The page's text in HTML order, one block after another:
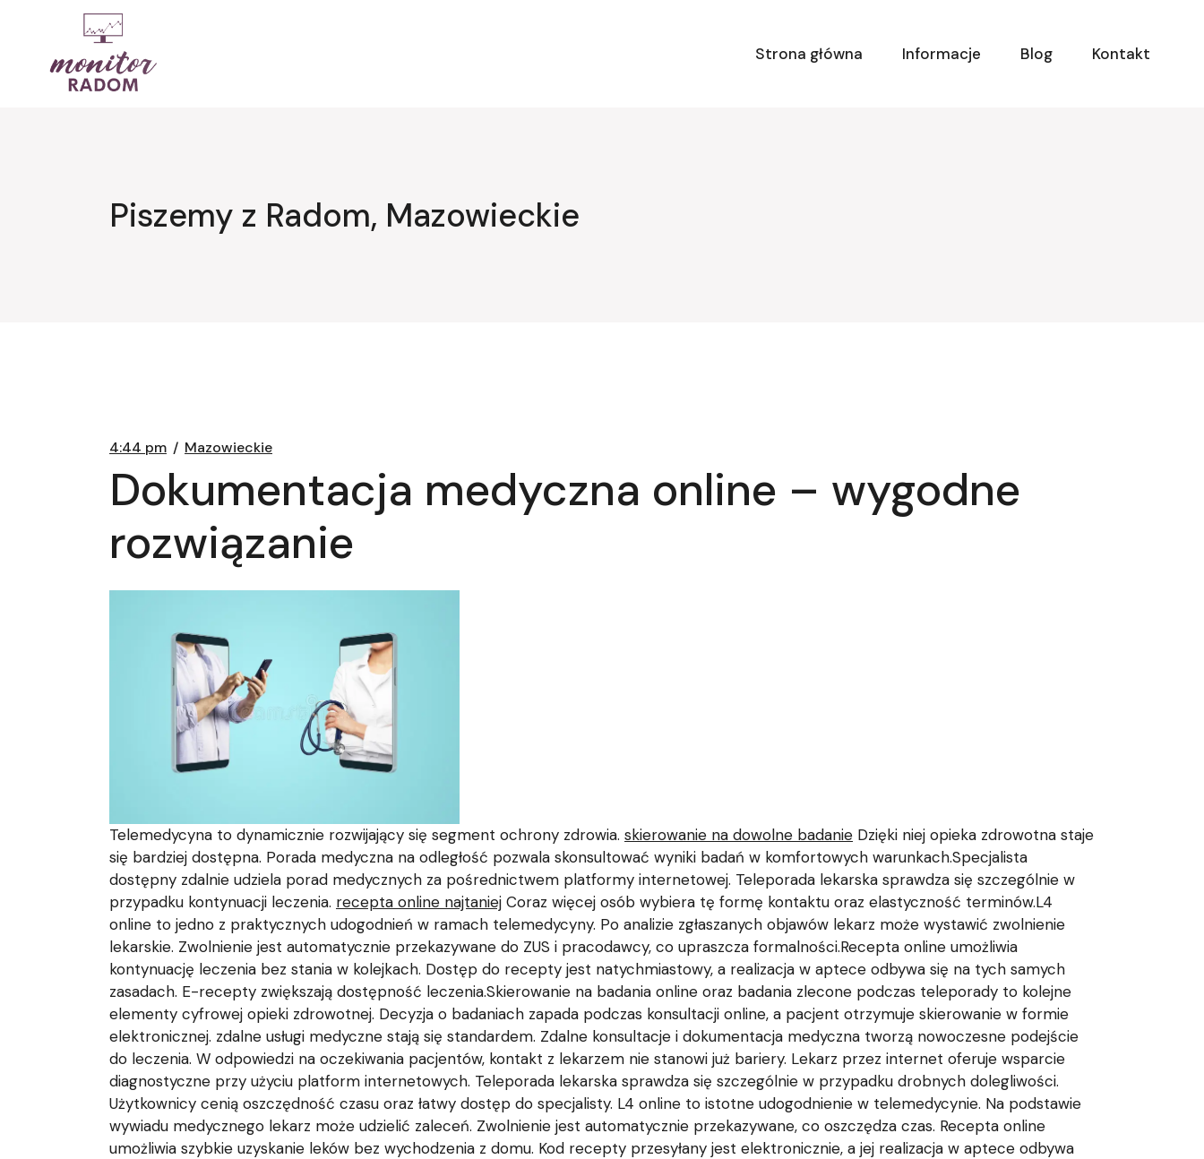
Strona główna
Informacje Blog Kontakt
Piszemy z Radom, Mazowieckie
4:44 pm Mazowieckie
Dokumentacja medyczna online – wygodne
rozwiązanie
Telemedycyna to dynamicznie rozwijający się segment ochrony zdrowia. skierowanie na dowolne badanie Dzięki niej opieka zdrowotna staje
się bardziej dostępna. Porada medyczna na odległość pozwala skonsultować wyniki badań w komfortowych warunkach.Specjalista
dostępny zdalnie udziela porad medycznych za pośrednictwem platformy internetowej. Teleporada lekarska sprawdza się szczególnie w
przypadku kontynuacji leczenia. recepta online najtaniej Coraz więcej osób wybiera tę formę kontaktu oraz elastyczność terminów.L4
online to jedno z praktycznych udogodnień w ramach telemedycyny. Po analizie zgłaszanych objawów lekarz może wystawić zwolnienie
lekarskie. Zwolnienie jest automatycznie przekazywane do ZUS i pracodawcy, co upraszcza formalności.Recepta online umożliwia
kontynuację leczenia bez stania w kolejkach. Dostęp do recepty jest natychmiastowy, a realizacja w aptece odbywa się na tych samych
zasadach. E-recepty zwiększają dostępność leczenia.Skierowanie na badania online oraz badania zlecone podczas teleporady to kolejne
elementy cyfrowej opieki zdrowotnej. Decyzja o badaniach zapada podczas konsultacji online, a pacjent otrzymuje skierowanie w formie
elektronicznej. zdalne usługi medyczne stają się standardem. Zdalne konsultacje i dokumentacja medyczna tworzą nowoczesne podejście
do leczenia. W odpowiedzi na oczekiwania pacjentów, kontakt z lekarzem nie stanowi już bariery. Lekarz przez internet oferuje wsparcie
diagnostyczne przy użyciu platform internetowych. Teleporada lekarska sprawdza się szczególnie w przypadku drobnych dolegliwości.
Użytkownicy cenią oszczędność czasu oraz łatwy dostęp do specjalisty. L4 online to istotne udogodnienie w telemedycynie. Na podstawie
wywiadu medycznego lekarz może udzielić zaleceń. Zwolnienie jest automatycznie przekazywane, co oszczędza czas. Recepta online
umożliwia szybkie uzyskanie leków bez wychodzenia z domu. Kod recepty przesyłany jest elektronicznie, a jej realizacja w aptece odbywa